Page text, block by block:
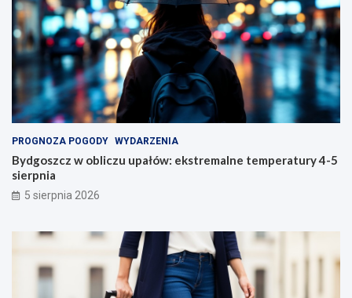
PROGNOZA POGODY WYDARZENIA
Bydgoszcz w obliczu upałów: ekstremalne temperatury 4-5
sierpnia
5 sierpnia 2026